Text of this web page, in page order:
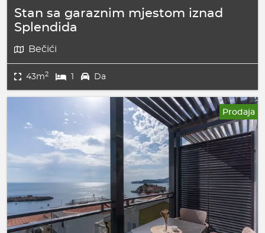
Stan sa garaznim mjestom iznad
Splendida
Bečići
43m2 1 Da
Prodaja